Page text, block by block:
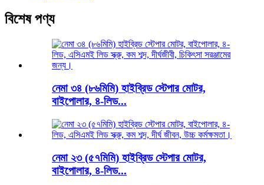
বিশেষ পণ্য
নেমা ৩৪ (৮৬মিমি) হাইব্রিড স্টেপার মোটর,
বাইপোলার, ৪-লিড...
নেমা ২৩ (৫৭মিমি) হাইব্রিড স্টেপার মোটর,
বাইপোলার, ৪-লিড...